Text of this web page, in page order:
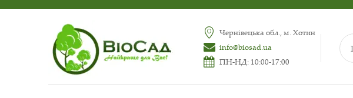
Чернівецька обл., м. Хотин
info@biosad.ua
ПН-НД: 10:00-17:00